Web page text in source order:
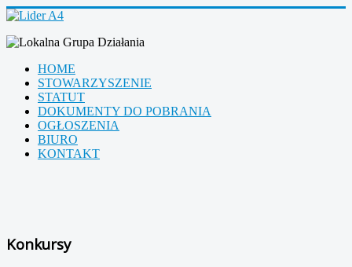
HOME
STOWARZYSZENIE
STATUT
DOKUMENTY DO POBRANIA
OGŁOSZENIA
BIURO
KONTAKT
Konkursy